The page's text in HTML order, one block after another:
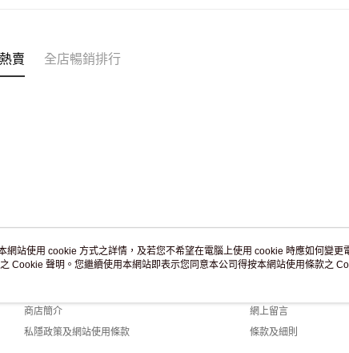
賣 全店暢銷排行
關於我們
商店簡介
私隱政策及網站使用條款
客戶服務
網上留言
條款及細則
網站使用 cookie 方式之詳情，及若您不希望在電腦上使用 cookie 時應如何變更
之 Cookie 聲明。您繼續使用本網站即表示您同意本公司得按本網站使用條款之